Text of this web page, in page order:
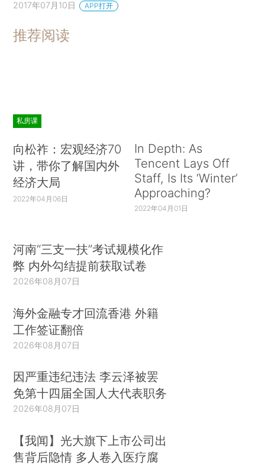
2017年07月10日 APP打开
推荐阅读
私房课
向松祚：宏观经济70
讲，带你了解国内外
经济大局
2022年04月06日
In Depth: As
Tencent Lays Off
Staff, Is Its ‘Winter’
Approaching?
2022年04月01日
河南“三支一扶”考试规模化作
弊 内外勾结提前获取试卷
2026年08月07日
海外金融专才回流香港 外籍
工作签证翻倍
2026年08月07日
因严重违纪违法 李云泽被罢
免第十四届全国人大代表职务
2026年08月07日
【我闻】光大旗下上市公司出
售背后隐情 多人卷入医疗腐